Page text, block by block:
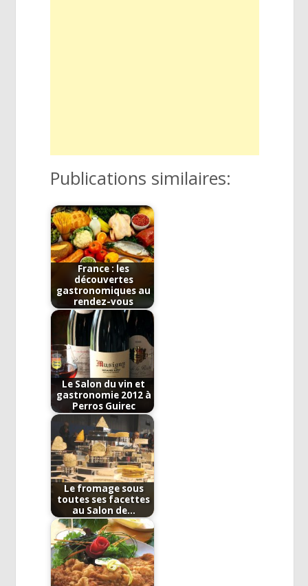
Publications similaires:
France : les
découvertes
gastronomiques au
rendez-vous
Le Salon du vin et
gastronomie 2012 à
Perros Guirec
Le fromage sous
toutes ses facettes
au Salon de…